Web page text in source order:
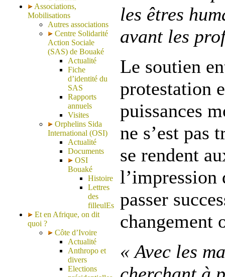
Associations,
Mobilisations
Autres associations
Centre Solidarité
Action Sociale
(SAS) de Bouaké
Actualité
Fiche
d’identité du
SAS
Rapports
annuels
Visites
Orphelins Sida
International (OSI)
Actualité
Documents
OSI
Bouaké
Histoire
Lettres
des
filleulEs
Et en Afrique, on dit
quoi ?
Côte d’Ivoire
Actualité
Anthropo et
divers
Elections
les êtres
avant les
Le soutien
protestation
puissances
ne s’est pas
se rendent
l’impression
passer
changement
« Avec les